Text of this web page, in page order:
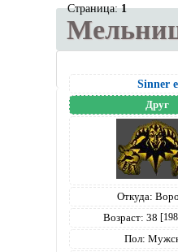
Страница:1
Sinner е
Друг
Откуда:
Возраст: 38
Пол: